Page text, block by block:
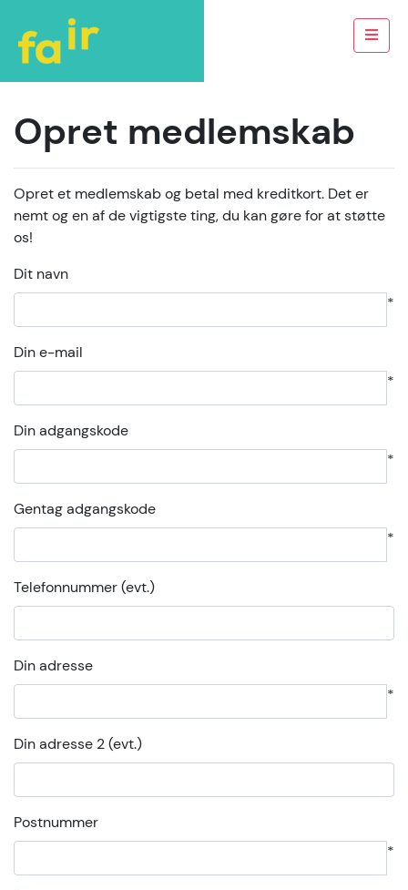
Opret medlemskab
Opret et medlemskab og betal med kreditkort. Det er
nemt og en af de vigtigste ting, du kan gøre for at støtte
os!
Dit navn
*
Din e-mail
*
Din adgangskode
*
Gentag adgangskode
*
Telefonnummer (evt.)
Din adresse
*
Din adresse 2 (evt.)
Postnummer
*